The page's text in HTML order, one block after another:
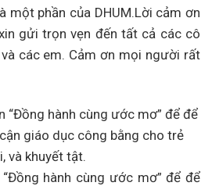
một phần của DHUM.Lời cảm ơn
gửi trọn vẹn đến tất cả các cô
và các em. Cảm ơn mọi người rất
hành cùng ước mơ” để để